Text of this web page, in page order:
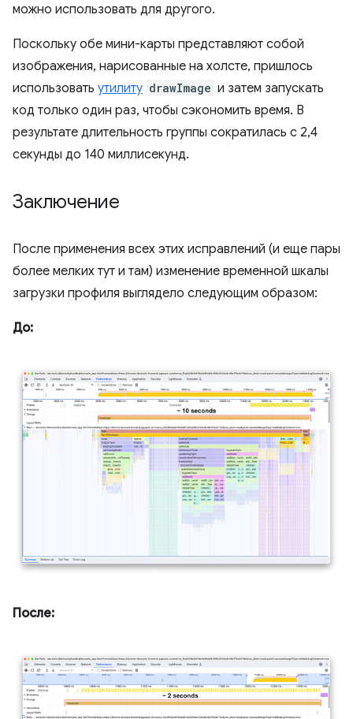
можно использовать для другого.
Поскольку обе мини-карты представляют собой
изображения, нарисованные на холсте, пришлось
использовать утилиту drawImage и затем запускать
код только один раз, чтобы сэкономить время. В
результате длительность группы сократилась с 2,4
секунды до 140 миллисекунд.
Заключение
После применения всех этих исправлений (и еще пары
более мелких тут и там) изменение временной шкалы
загрузки профиля выглядело следующим образом:
До:
После: